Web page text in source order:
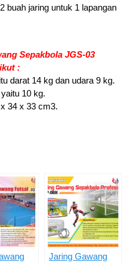
buah jaring untuk 1 lapangan
Sepakbola JGS-03
:
darat 14 kg dan udara 9 kg.
10 kg.
34 x 33 cm3.
Jaring Gawang